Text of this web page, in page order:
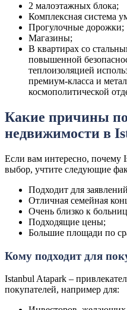
2 малоэтажных блока;
Комплексная система
Прогулочные дорожки;
Магазины;
В квартирах со
повышенной
теплоизоляцией
премиум-класса и
космополитической
Какие причины
недвижимости в
Если вам интересно,
выбор, учтите следующие
Подходит для
Отличная семейная
Очень близко к
Подходящие цены;
Большие площади по
Кому подходит для
Istanbul Atapark –
покупателей, например для: